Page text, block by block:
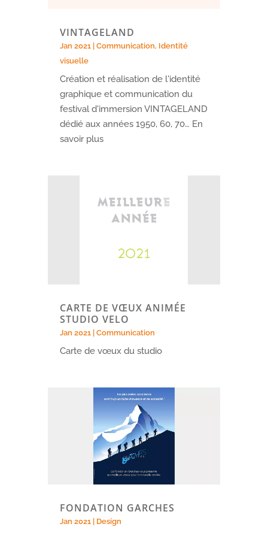
VINTAGELAND
Jan 2021| Communication, Identité
visuelle
Création et réalisation de l'identité
graphique et communication du
festival d'immersion VINTAGELAND
dédié aux années 1950, 60, 70… En
savoir plus
CARTE DE VŒUX ANIMÉE
STUDIO VELO
Jan 2021| Communication
Carte de vœux du studio
FONDATION GARCHES
Jan 2021| Design